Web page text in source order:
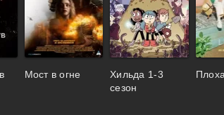
Мост в огне
Хильда 1-3
сезон